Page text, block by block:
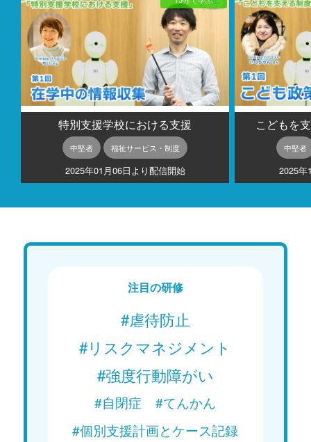
特別支援学校における支援
中堅者 福祉サービス・制度
2025年01月06日より配信開始
こどもを
中堅者
2025年
注目の研修
#虐待防止
#リスクマネジメント
#強度行動障がい
#自閉症
#てんかん
#個別支援計画とケース記録